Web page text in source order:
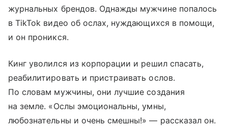
журнальных брендов. Однажды мужчине попалось
в TikTok видео об ослах, нуждающихся в помощи,
и он проникся.
Кинг уволился из корпорации и решил спасать,
реабилитировать и пристраивать ослов.
По словам мужчины, они лучшие создания
на земле. «Ослы эмоциональны, умны,
любознательны и очень смешны!» — рассказал он.